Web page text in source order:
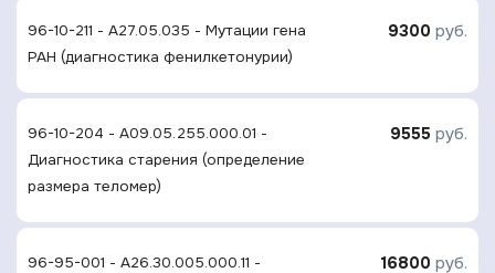
96-10-211 - A27.05.035 - Мутации гена
РАН (диагностика фенилкетонурии)
9300 руб.
96-10-204 - A09.05.255.000.01 -
Диагностика старения (определение
размера теломер)
9555 руб.
96-95-001 - A26.30.005.000.11 -
16800 руб.